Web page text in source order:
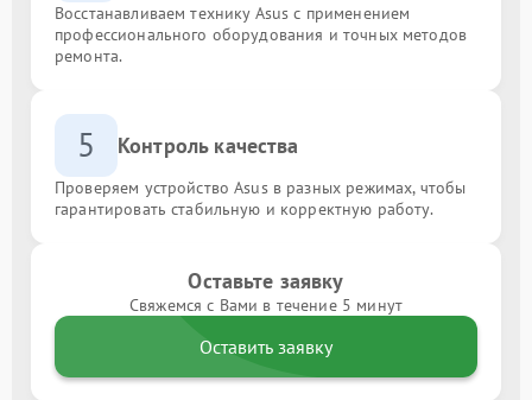
Восстанавливаем технику Asus с применением
профессионального оборудования и точных методов
ремонта.
5 Контроль качества
Проверяем устройство Asus в разных режимах, чтобы
гарантировать стабильную и корректную работу.
Оставьте заявку
Свяжемся с Вами в течение 5 минут
Оставить заявку